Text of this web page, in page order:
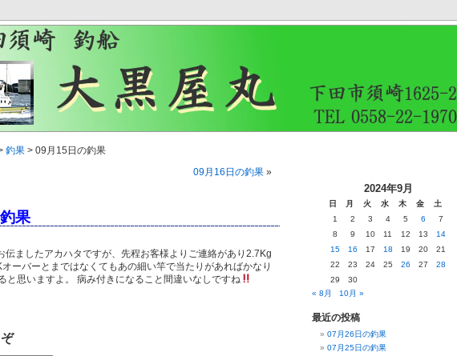
釣果 > 09月15日の釣果
09月16日の釣果 »
果
ましたアカハタですが、先程お客様よりご連絡があり2.7Kg
ーバーとまではなくてもあの細い竿で当たりがあればかなり
と思いますよ。 病み付きになること間違いなしですね
2024年9月
日 月 火 水 木 金
土
1
2 3 4 5 6
7
8
9 10 11 12 13
14
15
16 17 18 19 20
21
22
23 24 25 26 27
28
29
30
« 8月
10月 »
最近の投稿
07月26日の釣果
07月25日の釣果